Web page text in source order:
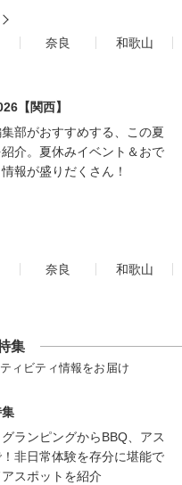
奈良
和歌山
【関西】
部がおすすめする、この夏
介。夏休みイベント＆おで
報が盛りだくさん！
奈良
和歌山
集
ィビティ情報をお届け
ランピングからBBQ、アス
非日常体験を存分に堪能で
スポットを紹介